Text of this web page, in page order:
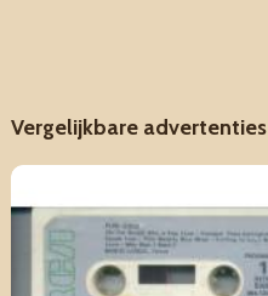
Vergelijkbare advertenties